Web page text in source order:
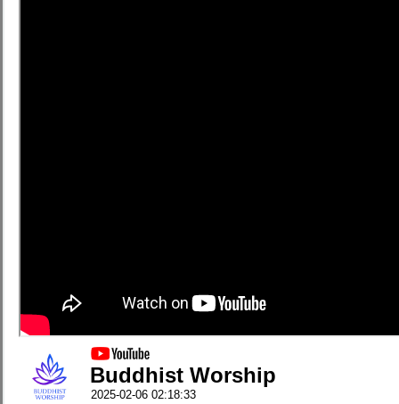
Buddhist Worship
2025-02-06 02:18:33